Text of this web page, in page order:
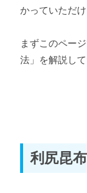
利尻島のおすす
利尻島のおすす
かっていただ
まずこのペー
法」を解説して
利尻昆